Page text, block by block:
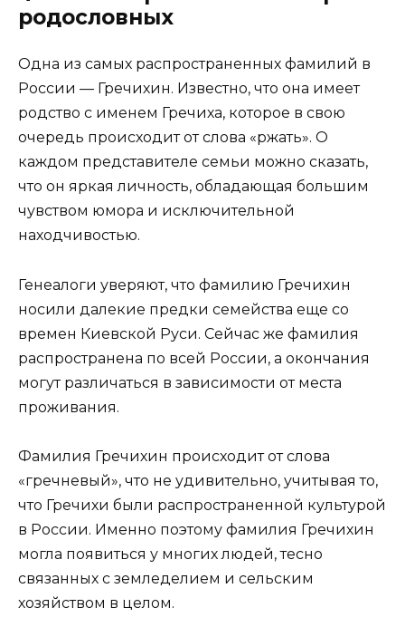
родословных
Одна из самых распространенных фамилий в
России — Гречихин. Известно, что она имеет
родство с именем Гречиха, которое в свою
очередь происходит от слова «ржать». О
каждом представителе семьи можно сказать,
что он яркая личность, обладающая большим
чувством юмора и исключительной
находчивостью.
Генеалоги уверяют, что фамилию Гречихин
носили далекие предки семейства еще со
времен Киевской Руси. Сейчас же фамилия
распространена по всей России, а окончания
могут различаться в зависимости от места
проживания.
Фамилия Гречихин происходит от слова
«гречневый», что не удивительно, учитывая то,
что Гречихи были распространенной культурой
в России. Именно поэтому фамилия Гречихин
могла появиться у многих людей, тесно
связанных с земледелием и сельским
хозяйством в целом.